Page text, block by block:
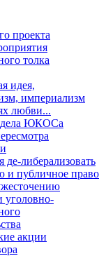
проекта
толка
идея,
империализм
любви...
дела ЮКОСа
либерализовать
и публичное право
уголовно-
акции